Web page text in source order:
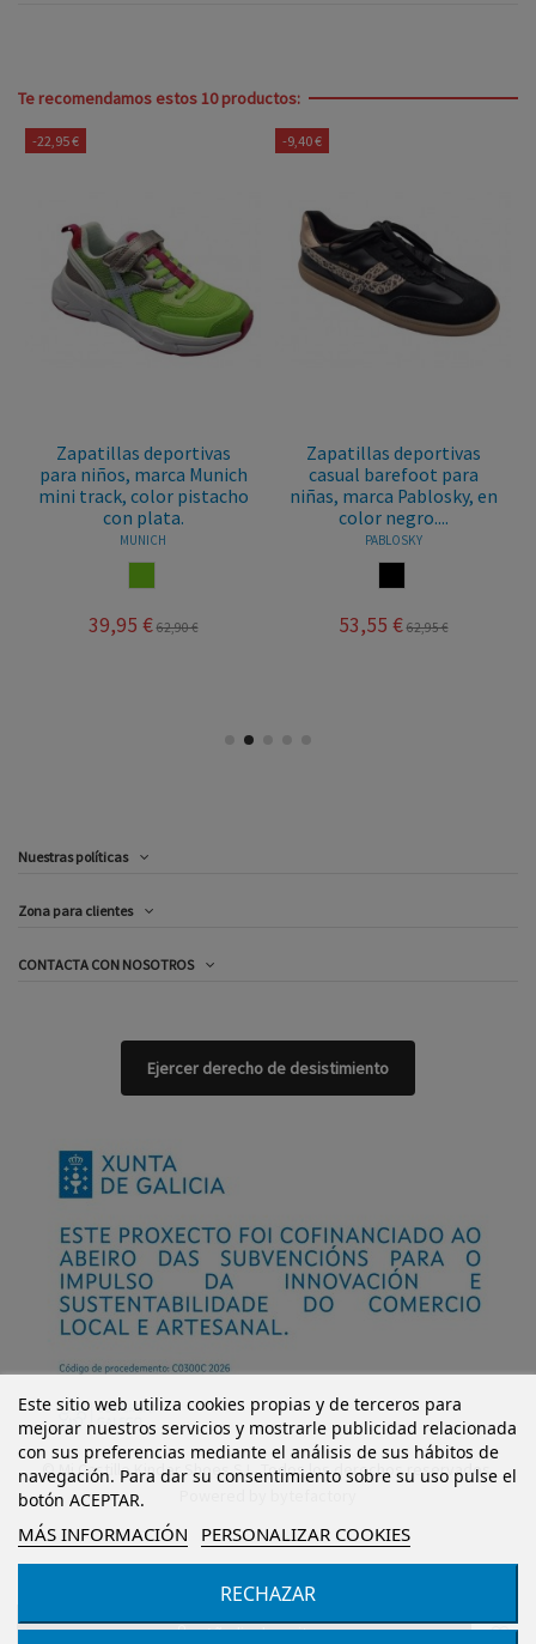
Añadir al carrito
Te recomendamos estos 10 productos:
-22,95 €
Zapatillas deportivas
para niños, marca Munich
mini track, color pistacho
con plata.
MUNICH
39,95 € 62,90 €
-9,40 €
Zapatillas deportivas
casual barefoot para
niñas, marca Pablosky, en
color negro....
PABLOSKY
53,55 € 62,95 €
Nuestras políticas
Zona para clientes
CONTACTA CON NOSOTROS
Este sitio web utiliza cookies propias y de terceros para
mejorar nuestros servicios y mostrarle publicidad relacionada
con sus preferencias mediante el análisis de sus hábitos de
navegación. Para dar su consentimiento sobre su uso pulse el
botón ACEPTAR.
MÁS INFORMACIÓN PERSONALIZAR COOKIES
RECHAZAR
Ejercer derecho de desistimiento
© Mi Castillo Kinder Shoes S.L. Todos los derechos reservados.